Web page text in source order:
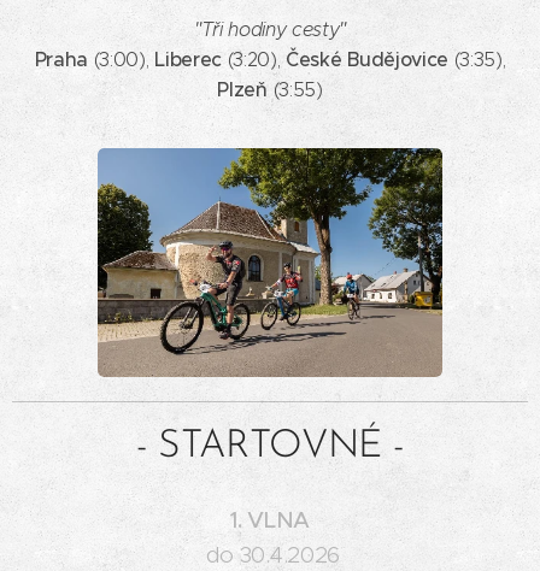
"Tři hodiny cesty"
Praha (3:00), Liberec (3:20),České Budějovice (3:35),
Plzeň (3:55)
- STARTOVNÉ -
1. VLNA
do 30.4.2026